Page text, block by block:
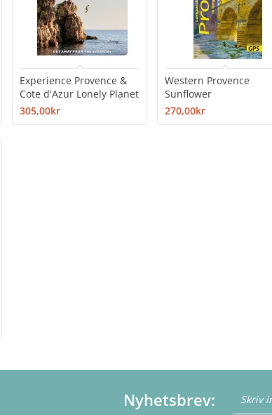
Experience Provence &
Cote d'Azur Lonely Planet
305,00kr
Western Provence
Sunflower
270,00kr
Nyhetsbrev: